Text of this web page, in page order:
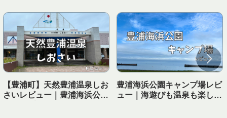
【豊浦町】天然豊浦温泉しお
さいレビュー｜豊浦海浜公園
豊浦海浜公園キャンプ場レビ
ュー｜海遊びも温泉も楽しめ